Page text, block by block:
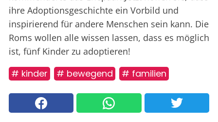
ihre Adoptionsgeschichte ein Vorbild und
inspirierend für andere Menschen sein kann. Die
Roms wollen alle wissen lassen, dass es möglich
ist, fünf Kinder zu adoptieren!
# kinder # bewegend # familien